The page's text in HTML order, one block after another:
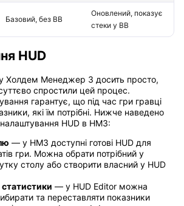
Базовий, без BB
Оновлений, показує
стеки у BB
HUD
Холдем Менеджер 3 досить просто,
спростили цей процес.
гарантує, що під час гри гравці
які їм потрібні. Нижче наведено
HUD в HM3:
— у HM3 доступні готові HUD для
гри. Можна обрати потрібний у
столу або створити власний у HUD
— у HUD Editor можна
та переставляти показники